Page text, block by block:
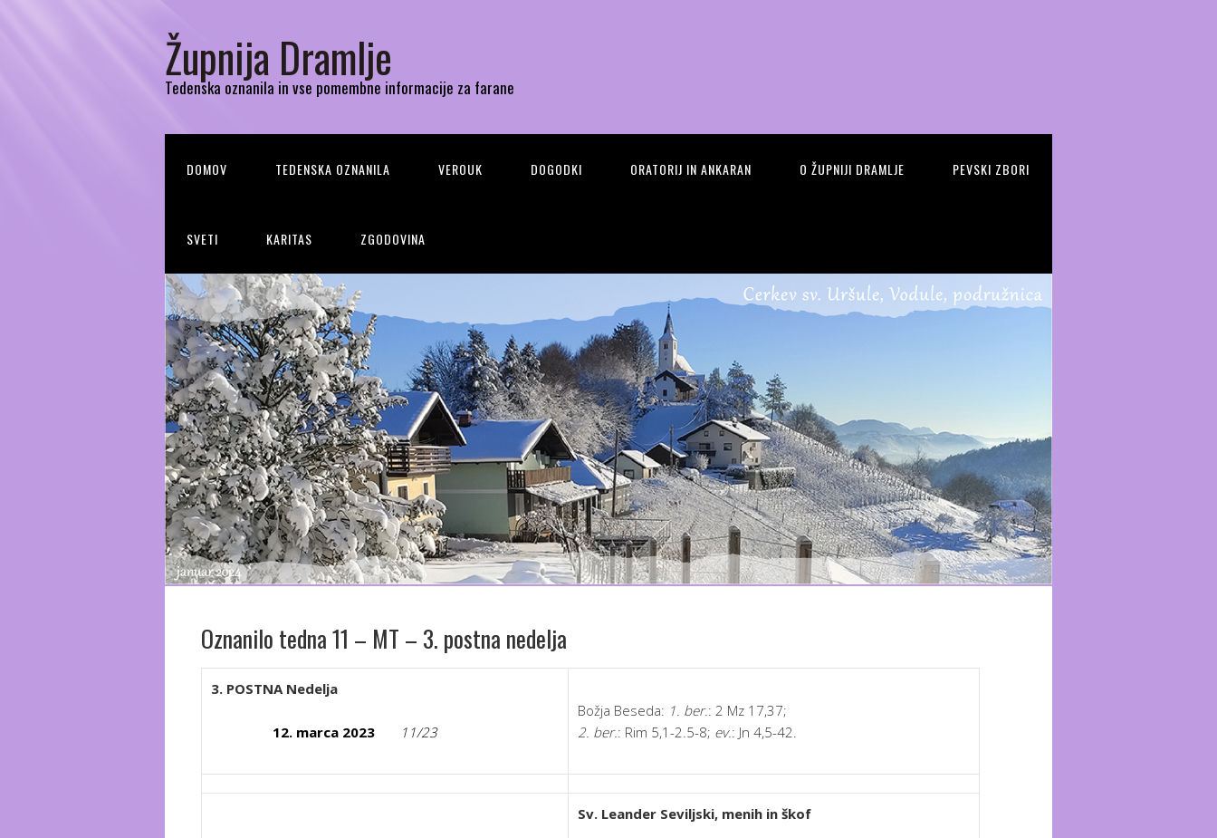
Župnija Dramlje
Tedenska oznanila in vse pomembne informacije za farane
DOMOV TEDENSKA OZNANILA VEROUK DOGODKI ORATORIJ IN ANKARAN O ŽUPNIJI DRAMLJE PEVSKI ZBORI
SVETI KARITAS ZGODOVINA
Oznanilo tedna 11 – MT – 3. postna nedelja
3. POSTNA Nedelja
12. marca 2023 11/23
Božja Beseda: 1. ber.: 2 Mz 17,37;
2. ber.: Rim 5,1-2.5-8; ev.: Jn 4,5-42.
Sv. Leander Seviljski, menih in škof